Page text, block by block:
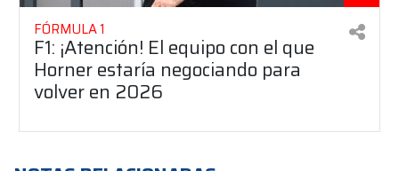
FÓRMULA 1
F1: ¡Atención! El equipo con el que
Horner estaría negociando para
volver en 2026